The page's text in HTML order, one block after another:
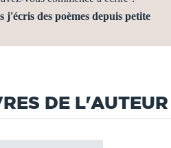
j'écris des poèmes depuis petite
DE L'AUTEUR